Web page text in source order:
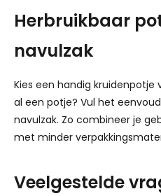
Herbruikbaar
navulzak
Kies een handig kruidenpotje
al een potje? Vul het
navulzak. Zo combineer je
met minder
Veelgestelde